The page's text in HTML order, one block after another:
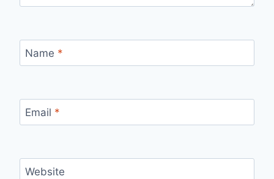
Name *
Email *
Website